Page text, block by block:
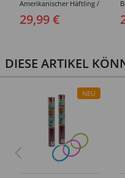
Amerikanischer Häftling /
Sträfling, Overall, Orange
- verschiedene Größen
29,99 €
DIESE ARTIKEL
NEU